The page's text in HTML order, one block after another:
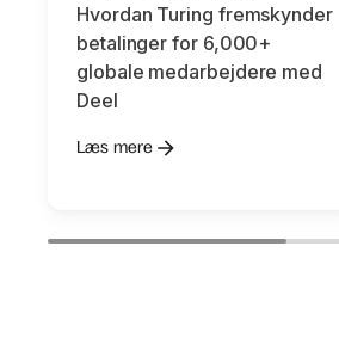
Hvordan Turing fremskynder
betalinger for 6,000+
globale medarbejdere med
Deel
Læs mere